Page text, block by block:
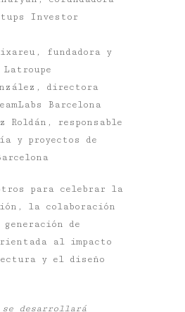
Investor
fundadora y
directora
Barcelona
Roldán, responsable
y proyectos de
para celebrar la
la colaboración
de
al impacto
y el diseño
se desarrollará